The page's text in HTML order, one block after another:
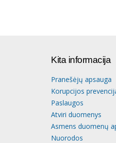
Kita informacija
Pranešėjų apsauga
Korupcijos
Paslaugos
Atviri duomenys
Asmens duomenų
Nuorodos